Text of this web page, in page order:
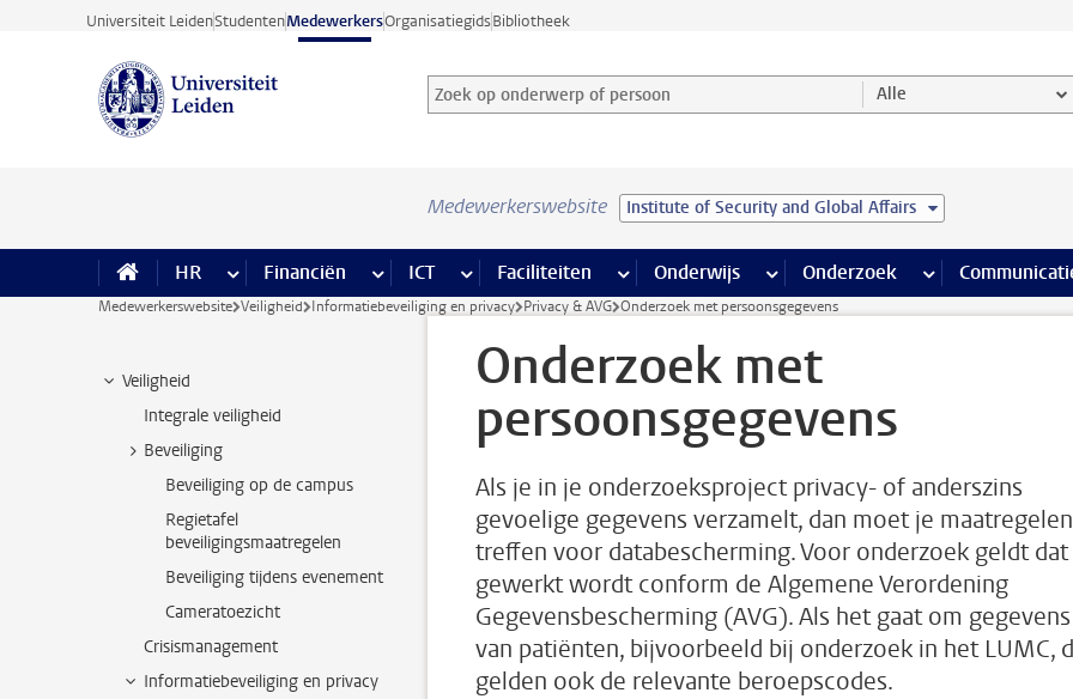
Ga direct naar de inhoud
Universiteit LeidenStudentenMedewerkersOrganisatiegidsBibliotheek
Zoek op onderwerp of persoon en selecteer categorie
Zoekterm Alle
Medewerkerswebsite Institute of Security and Global Affairs
HR meer HR pagina’s
Financiën meer Financiën pagina’s
ICT meer ICT pagina’s
Faciliteiten meer Faciliteiten pagina’s
Onderwijs meer Onderwijs pagina’s
Onderzoek meer Onderzoek
Medewerkerswebsite Veiligheid Informatiebeveiliging en privacy Privacy & AVG Onderzoek met persoonsgegevens
Veiligheid
Integrale veiligheid
Beveiliging
Beveiliging op de campus
Regietafel
beveiligingsmaatregelen
Beveiliging tijdens evenement
Cameratoezicht
Crisismanagement
Informatiebeveiliging en privacy
Onderzoek met
persoonsgegevens
Als je in je onderzoeksproject privacy- of anderszins
gevoelige gegevens verzamelt, dan moet je maatregelen
treffen voor databescherming. Voor onderzoek geldt dat
gewerkt wordt conform de Algemene Verordening
Gegevensbescherming (AVG). Als het gaat om gegevens
van patiënten, bijvoorbeeld bij onderzoek in het LUMC,
gelden ook de relevante beroepscodes.